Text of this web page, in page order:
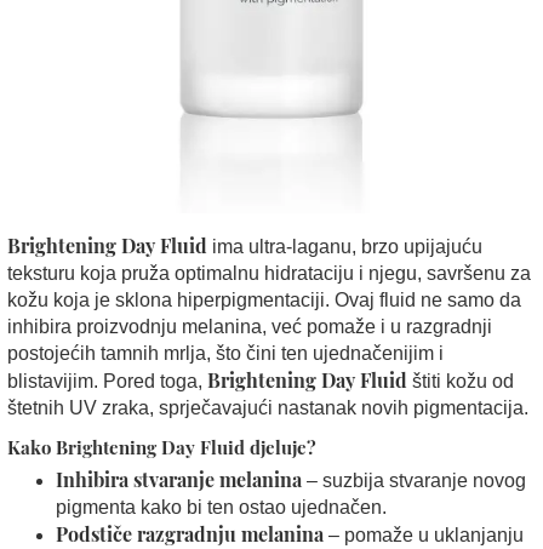
Brightening Day Fluid ima ultra-laganu, brzo upijajuću
teksturu koja pruža optimalnu hidrataciju i njegu, savršenu za
kožu koja je sklona hiperpigmentaciji. Ovaj fluid ne samo da
inhibira proizvodnju melanina, već pomaže i u razgradnji
postojećih tamnih mrlja, što čini ten ujednačenijim i
blistavijim. Pored toga, Brightening Day Fluid štiti kožu od
štetnih UV zraka, sprječavajući nastanak novih pigmentacija.
Kako Brightening Day Fluid djeluje?
Inhibira stvaranje melanina – suzbija stvaranje novog
pigmenta kako bi ten ostao ujednačen.
Podstiče razgradnju melanina – pomaže u uklanjanju